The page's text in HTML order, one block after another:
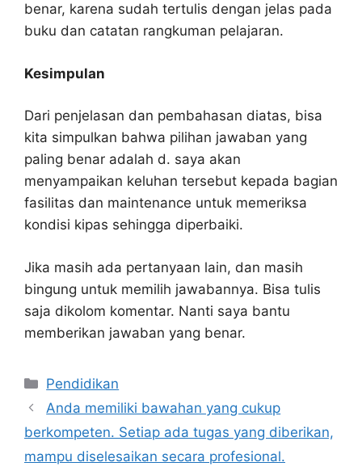
benar, karena sudah tertulis dengan jelas pada
buku dan catatan rangkuman pelajaran.
Kesimpulan
Dari penjelasan dan pembahasan diatas, bisa
kita simpulkan bahwa pilihan jawaban yang
paling benar adalah d. saya akan
menyampaikan keluhan tersebut kepada bagian
fasilitas dan maintenance untuk memeriksa
kondisi kipas sehingga diperbaiki.
Jika masih ada pertanyaan lain, dan masih
bingung untuk memilih jawabannya. Bisa tulis
saja dikolom komentar. Nanti saya bantu
memberikan jawaban yang benar.
Kategori
Pendidikan
Anda memiliki bawahan yang cukup
berkompeten. Setiap ada tugas yang diberikan,
mampu diselesaikan secara profesional.